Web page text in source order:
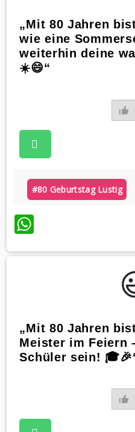
„Mit 80 Jahren
wie eine
weiterhin deine
☀️😄“
#80 Geburtstag Lustig
WhatsApp
„Mit 80 Jahren
Meister im Feiern
Schüler sein!